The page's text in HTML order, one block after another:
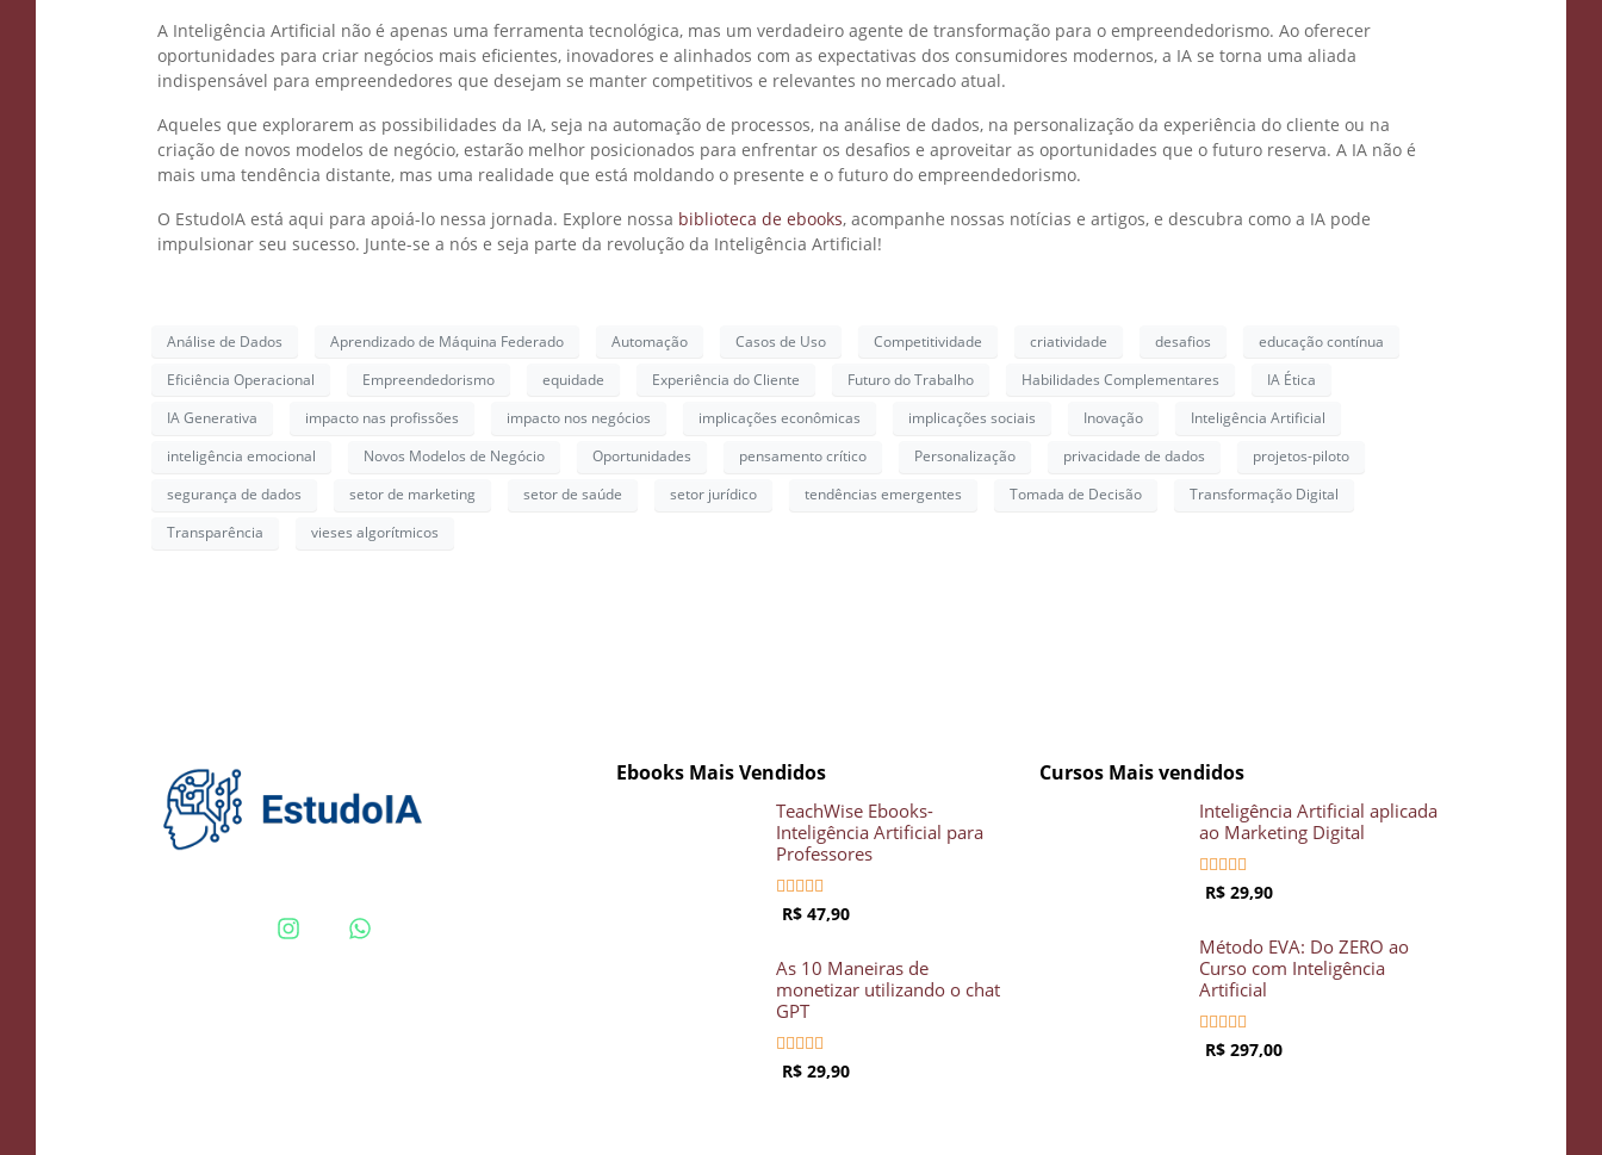
A Inteligência Artificial não é apenas uma ferramenta tecnológica, mas um verdadeiro agente de transformação para o empreendedorismo. Ao oferecer
oportunidades para criar negócios mais eficientes, inovadores e alinhados com as expectativas dos consumidores modernos, a IA se torna uma aliada
indispensável para empreendedores que desejam se manter competitivos e relevantes no mercado atual.
Aqueles que explorarem as possibilidades da IA, seja na automação de processos, na análise de dados, na personalização da experiência do cliente ou na
criação de novos modelos de negócio, estarão melhor posicionados para enfrentar os desafios e aproveitar as oportunidades que o futuro reserva. A IA não é
mais uma tendência distante, mas uma realidade que está moldando o presente e o futuro do empreendedorismo.
O EstudoIA está aqui para apoiá-lo nessa jornada. Explore nossa biblioteca de ebooks, acompanhe nossas notícias e artigos, e descubra como a IA pode
impulsionar seu sucesso. Junte-se a nós e seja parte da revolução da Inteligência Artificial!
Análise de Dados Aprendizado de Máquina Federado Automação Casos de Uso Competitividade criatividade desafios
educação contínua
Eficiência Operacional
Empreendedorismo equidade Experiência do Cliente Futuro do Trabalho Habilidades Complementares
IA Ética
IA Generativa
impacto nas profissões impacto nos negócios implicações econômicas implicações sociais Inovação
Inteligência Artificial
inteligência emocional
Novos Modelos de Negócio Oportunidades pensamento crítico Personalização privacidade de dados
projetos-piloto
segurança de dados
setor de marketing setor de saúde setor jurídico tendências emergentes Tomada de Decisão
Transformação Digital
Transparência
vieses algorítmicos
Ebooks Mais Vendidos
TeachWise Ebooks-
Inteligência Artificial para
Professores

R$ 47,90
As 10 Maneiras de
monetizar utilizando o chat
GPT

R$ 29,90
Cursos Mais vendidos
Inteligência Artificial aplicada
ao Marketing Digital

R$ 29,90
Método EVA: Do ZERO ao
Curso com Inteligência
Artificial

R$ 297,00
COMECE GRÁTIS